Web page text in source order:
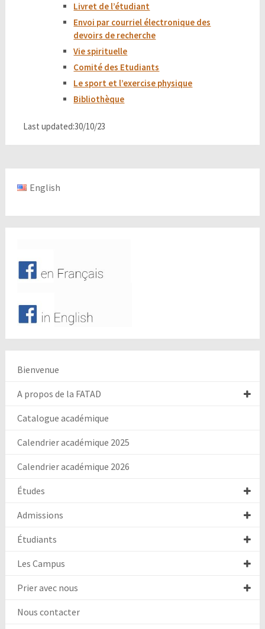
Livret de l’étudiant
Envoi par courriel électronique des
devoirs de recherche
Vie spirituelle
Comité des Etudiants
Le sport et l’exercise physique
Bibliothèque
Last updated:30/10/23
English
Bienvenue
A propos de la FATAD
Catalogue académique
Calendrier académique 2025
Calendrier académique 2026
Études
Admissions
Étudiants
Les Campus
Prier avec nous
Nous contacter